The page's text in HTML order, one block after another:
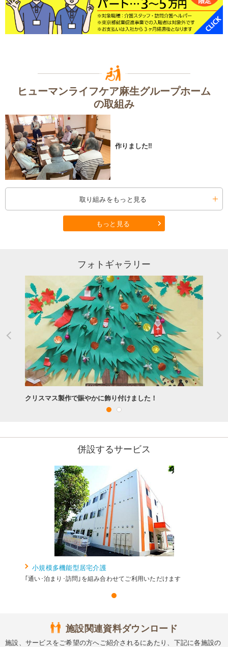
ヒューマンライフケア麻生グループホーム
の取組み
作りました‼
取り組みをもっと見る
もっと見る
フォトギャラリー
クリスマス製作で賑やかに飾り付けました！
併設するサービス
小規模多機能型居宅介護
｢通い･泊まり･訪問｣を組み合わせてご利用いただけます
施設関連資料ダウンロード
施設、サービスをご希望の方へご紹介されるにあたり、下記に各施設の